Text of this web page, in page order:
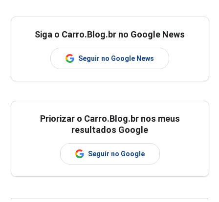
Siga o Carro.Blog.br no Google News
Seguir no Google News
Priorizar o Carro.Blog.br nos meus
resultados Google
Seguir no Google